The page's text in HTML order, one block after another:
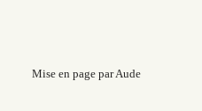
Mise en page par Aude